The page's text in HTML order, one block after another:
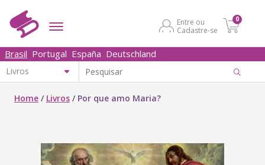
Entre ou
Cadastre-se
0
Brasil Portugal España Deutschland
Home / Livros / Por que amo Maria?